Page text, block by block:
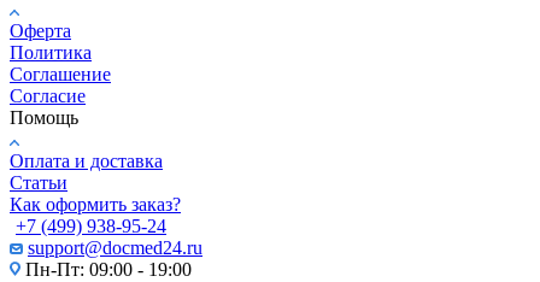
Оферта
Политика
Соглашение
Согласие
Помощь
Оплата и доставка
Статьи
Как оформить заказ?
+7 (499) 938-95-24
support@docmed24.ru
Пн-Пт: 09:00 - 19:00